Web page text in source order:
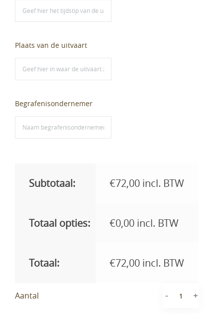
Plaats van de uitvaart
Begrafenisondernemer
Subtotaal: €72,00 incl. BTW
Totaal opties: €0,00 incl. BTW
Totaal: €72,00 incl. BTW
Aantal - +